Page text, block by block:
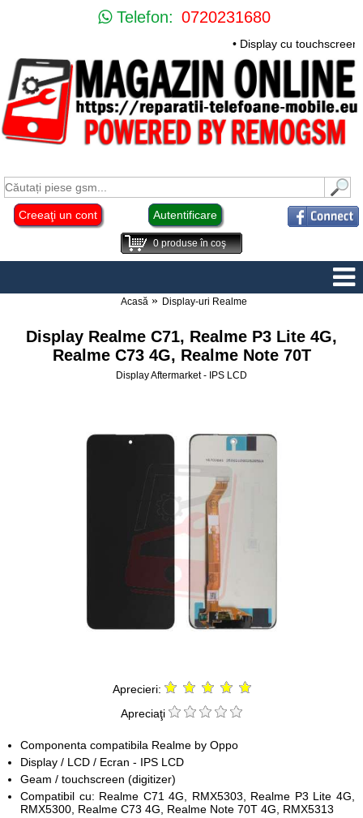
Telefon: 0720231680
• Display cu touchscreen
Creeaţi un cont Autentificare
0produse în coş
Acasă Display-uri Realme
Display Realme C71, Realme P3 Lite 4G,
Realme C73 4G, Realme Note 70T
Display Aftermarket - IPS LCD
Aprecieri:
Apreciaţi
Componenta compatibila Realme by Oppo
Display / LCD / Ecran - IPS LCD
Geam / touchscreen (digitizer)
Compatibil cu: Realme C71 4G, RMX5303, Realme P3 Lite 4G,
RMX5300, Realme C73 4G, Realme Note 70T 4G, RMX5313